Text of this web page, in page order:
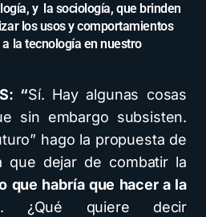
y la sociología, que brinden
los usos y comportamientos
la tecnología en nuestro
“Sí. Hay algunas cosas
sin embargo subsisten.
hago la propuesta de
que dejar de combatir la
que habría que hacer a la
. ¿Qué quiere decir